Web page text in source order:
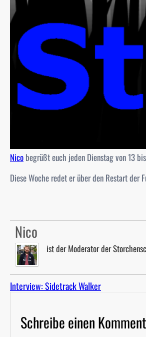
Nico begrüßt euch jeden Dienstag von 13
Diese Woche redet er über den Restart der
Nico
ist der Moderator der
Interview: Sidetrack Walker
Schreibe einen